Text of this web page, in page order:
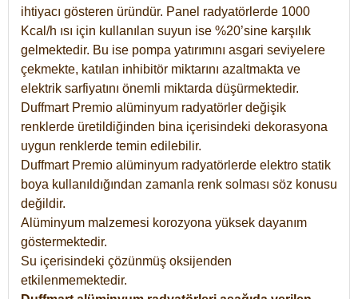
ihtiyacı gösteren üründür. Panel radyatörlerde 1000
Kcal/h ısı için kullanılan suyun ise %20’sine karşılık
gelmektedir. Bu ise pompa yatırımını asgari seviyelere
çekmekte, katılan inhibitör miktarını azaltmakta ve
elektrik sarfiyatını önemli miktarda düşürmektedir.
Duffmart Premio alüminyum radyatörler değişik
renklerde üretildiğinden bina içerisindeki dekorasyona
uygun renklerde temin edilebilir.
Duffmart Premio alüminyum radyatörlerde elektro statik
boya kullanıldığından zamanla renk solması söz konusu
değildir.
Alüminyum malzemesi korozyona yüksek dayanım
göstermektedir.
Su içerisindeki çözünmüş oksijenden
etkilenmemektedir.